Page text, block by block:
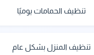
تنظيف الحمامات يوميًا
تنظيف المنزل بشكل عام